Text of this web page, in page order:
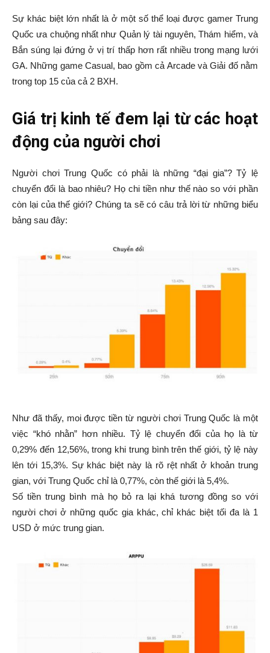
Sự khác biệt lớn nhất là ở một số thể loại được gamer Trung
Quốc ưa chuộng nhất như Quản lý tài nguyên, Thám hiểm, và
Bắn súng lại đứng ở vị trí thấp hơn rất nhiều trong mạng lưới
GA. Những game Casual, bao gồm cả Arcade và Giải đố nằm
trong top 15 của cả 2 BXH.
Giá trị kinh tế đem lại từ các hoạt
động của người chơi
Người chơi Trung Quốc có phải là những “đại gia”? Tỷ lệ
chuyển đổi là bao nhiêu? Họ chi tiền như thế nào so với phần
còn lại của thế giới? Chúng ta sẽ có câu trả lời từ những biểu
bảng sau đây:
Như đã thấy, moi được tiền từ người chơi Trung Quốc là một
việc “khó nhằn” hơn nhiều. Tỷ lệ chuyển đổi của họ là từ
0,29% đến 12,56%, trong khi trung bình trên thế giới, tỷ lệ này
lên tới 15,3%. Sự khác biệt này là rõ rệt nhất ở khoản trung
gian, với Trung Quốc chỉ là 0,77%, còn thế giới là 5,4%.
Số tiền trung bình mà họ bỏ ra lại khá tương đồng so với
người chơi ở những quốc gia khác, chỉ khác biệt tối đa là 1
USD ở mức trung gian.